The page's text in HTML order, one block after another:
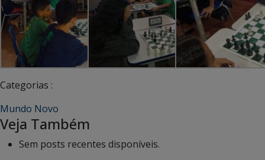
Categorias :
Mundo Novo
Veja Também
Sem posts recentes disponíveis.